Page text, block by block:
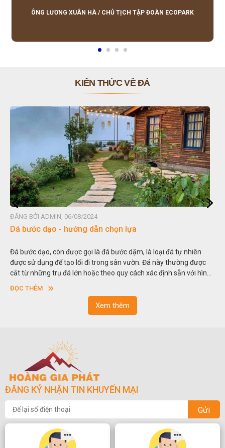
lượng tốt, giá hợp lý, hỗ trợ tận tình.
ÔNG LƯƠNG XUÂN HÀ / CHỦ TỊCH TẬP ĐOÀN ECOPARK
KIẾN THỨC VỀ ĐÁ
ĐĂNG BỞI ADMIN, 06/08/2024
Đá non bộ - cách lựa chọn non bộ đẹp
Hòn non bộ được biết đến là một nghệ thuật xây dựng, sắp đặt,
thu nhỏ, đưa mô hình những ngọn núi to lớn ngoài tự nhiên vào
trong các vườn cảnh. Hay nói một cách khác, người ta gọi là “giả
sơn”. Nghệ thuật hòn non bộ nhằm phục vụ cho mục đích thưởng
ngoạn và phong thủy trong cuộc sống.
ĐỌC THÊM
Xem thêm
ĐĂNG KÝ NHẬN TIN KHUYẾN MẠI
Gửi